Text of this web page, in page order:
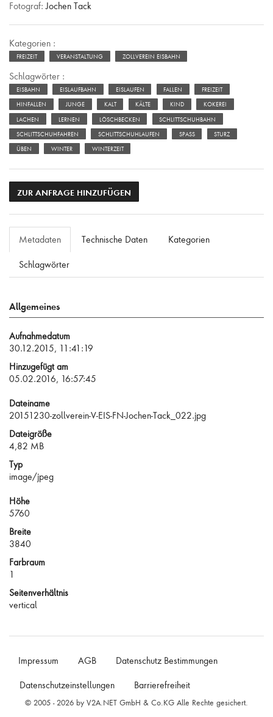
Fotograf: Jochen Tack
Kategorien :
FREIZEIT VERANSTALTUNG ZOLLVEREIN EISBAHN
Schlagwörter :
EISBAHN EISLAUFBAHN EISLAUFEN FALLEN FREIZEIT
HINFALLEN JUNGE KALT KÄLTE KIND KOKEREI
LACHEN LERNEN LÖSCHBECKEN SCHLITTSCHUHBAHN
SCHLITTSCHUHFAHREN SCHLITTSCHUHLAUFEN SPASS STURZ
ÜBEN WINTER WINTERZEIT
ZUR ANFRAGE HINZUFÜGEN
Metadaten Technische Daten Kategorien
Schlagwörter
Allgemeines
Aufnahmedatum
30.12.2015, 11:41:19
Hinzugefügt am
05.02.2016, 16:57:45
Dateiname
20151230-zollverein-V-EIS-FN-Jochen-Tack_022.jpg
Dateigröße
4,82 MB
Typ
image/jpeg
Höhe
5760
Breite
3840
Farbraum
1
Seitenverhältnis
vertical
Impressum AGB Datenschutz Bestimmungen
Datenschutzeinstellungen Barrierefreiheit
© 2005 - 2026 by V2A.NET GmbH & Co.KG Alle Rechte gesichert.